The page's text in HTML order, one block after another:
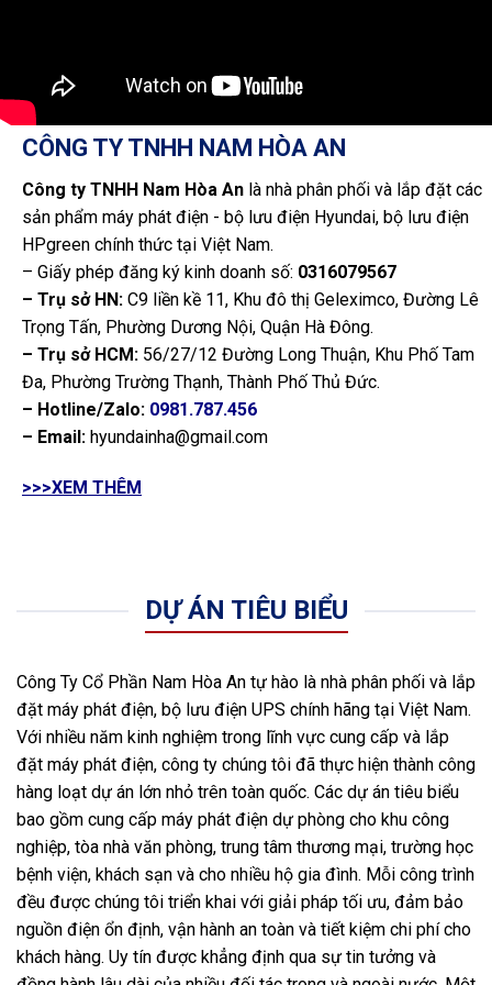
CÔNG TY TNHH NAM HÒA AN
Công ty TNHH Nam Hòa An là nhà phân phối và lắp đặt các
sản phẩm máy phát điện - bộ lưu điện Hyundai, bộ lưu điện
HPgreen chính thức tại Việt Nam.
– Giấy phép đăng ký kinh doanh số: 0316079567
– Trụ sở HN: C9 liền kề 11, Khu đô thị Geleximco, Đường Lê
Trọng Tấn, Phường Dương Nội, Quận Hà Đông.
– Trụ sở HCM: 56/27/12 Đường Long Thuận, Khu Phố Tam
Đa, Phường Trường Thạnh, Thành Phố Thủ Đức.
– Hotline/Zalo: 0981.787.456
– Email: hyundainha@gmail.com
>>>XEM THÊM
DỰ ÁN TIÊU BIỂU
Công Ty Cổ Phần Nam Hòa An tự hào là nhà phân phối và lắp
đặt máy phát điện, bộ lưu điện UPS chính hãng tại Việt Nam.
Với nhiều năm kinh nghiệm trong lĩnh vực cung cấp và lắp
đặt máy phát điện, công ty chúng tôi đã thực hiện thành công
hàng loạt dự án lớn nhỏ trên toàn quốc. Các dự án tiêu biểu
bao gồm cung cấp máy phát điện dự phòng cho khu công
nghiệp, tòa nhà văn phòng, trung tâm thương mại, trường học
bệnh viện, khách sạn và cho nhiều hộ gia đình. Mỗi công trình
đều được chúng tôi triển khai với giải pháp tối ưu, đảm bảo
nguồn điện ổn định, vận hành an toàn và tiết kiệm chi phí cho
khách hàng. Uy tín được khẳng định qua sự tin tưởng và